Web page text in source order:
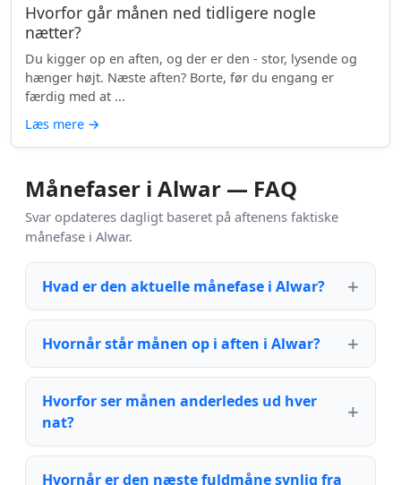
Hvorfor går månen ned tidligere nogle
nætter?
Du kigger op en aften, og der er den - stor, lysende og
hænger højt. Næste aften? Borte, før du engang er
færdig med at ...
Læs mere →
Månefaser i Alwar — FAQ
Svar opdateres dagligt baseret på aftenens faktiske
månefase i Alwar.
Hvad er den aktuelle månefase i Alwar?
Hvornår står månen op i aften i Alwar?
Hvorfor ser månen anderledes ud hver
nat?
Hvornår er den næste fuldmåne synlig fra